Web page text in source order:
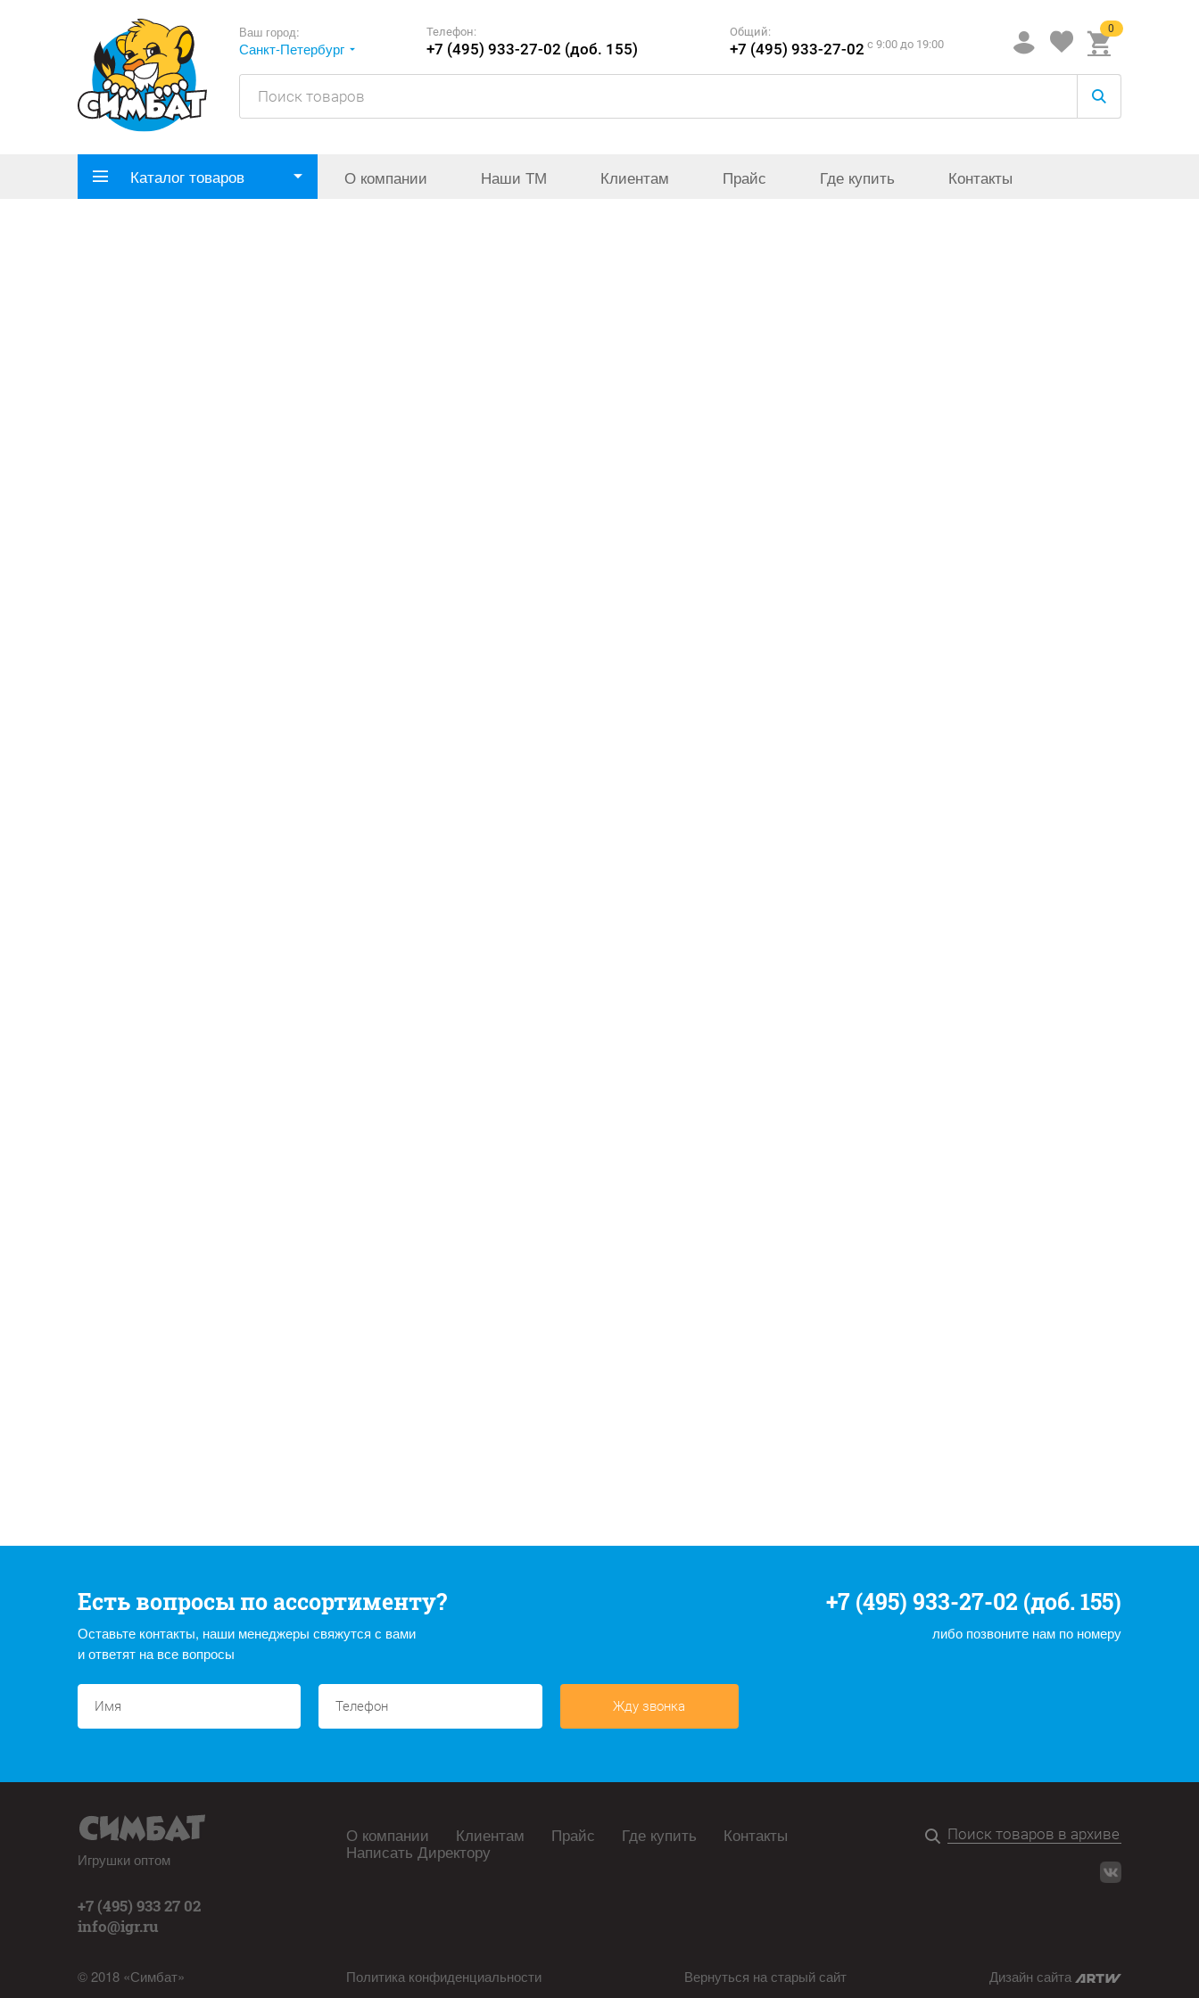
Ваш город:
Санкт-Петербург
Телефон:
+7 (495) 933-27-02 (доб. 155)
Общий:
+7 (495) 933-27-02 c 9:00 до 19:00
0
Каталог товаров О компании Наши ТМ Клиентам Прайс Где купить Контакты
Есть вопросы по ассортименту?
Оставьте контакты, наши менеджеры свяжутся с вами
и ответят на все вопросы
+7 (495) 933-27-02 (доб. 155)
либо позвоните нам по номеру
Жду звонка
Игрушки оптом
+7 (495) 933 27 02
info@igr.ru
© 2018 «Симбат»
О компании Клиентам Прайс Где купить Контакты
Написать Директору
Политика конфиденциальности Вернуться на старый сайт Дизайн сайта